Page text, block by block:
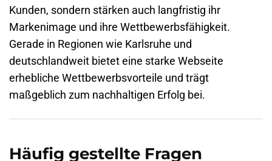
Kunden, sondern stärken auch langfristig ihr
Markenimage und ihre Wettbewerbsfähigkeit.
Gerade in Regionen wie Karlsruhe und
deutschlandweit bietet eine starke Webseite
erhebliche Wettbewerbsvorteile und trägt
maßgeblich zum nachhaltigen Erfolg bei.
Häufig gestellte Fragen